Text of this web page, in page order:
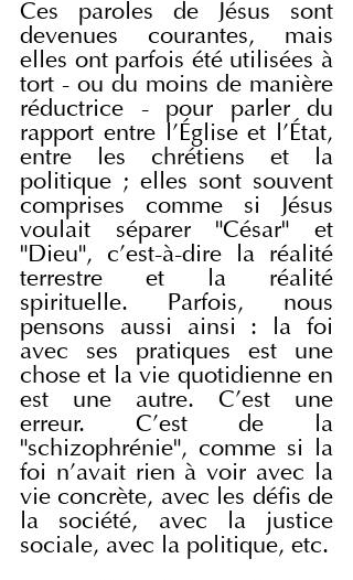
Ces paroles de Jésus sont
devenues courantes, mais
elles ont parfois été utilisées à
tort - ou du moins de manière
réductrice - pour parler du
rapport entre l'Église et l'État,
entre les chrétiens et la
politique ; elles sont souvent
comprises comme si Jésus
voulait séparer "César" et
"Dieu", c'est-à-dire la réalité
terrestre et la réalité
spirituelle. Parfois, nous
pensons aussi ainsi : la foi
avec ses pratiques est une
chose et la vie quotidienne en
est une autre. C'est une
erreur. C'est de la
"schizophrénie", comme si la
foi n'avait rien à voir avec la
vie concrète, avec les défis de
la société, avec la justice
sociale, avec la politique, etc.